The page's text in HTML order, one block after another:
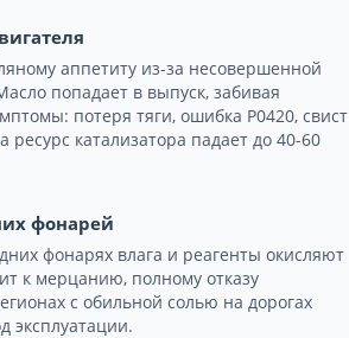
аппетиту из-за несовершенной
попадает в выпуск, забивая
потеря тяги, ошибка P0420, свист
ресурс катализатора падает до 40-60
фонарей
фонарях влага и реагенты окисляют
к мерцанию, полному отказу
с обильной солью на дорогах
эксплуатации.